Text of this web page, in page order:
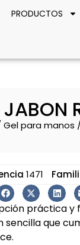
PRODUCTOS
Gel para manos
1471
práctica y
sencilla que